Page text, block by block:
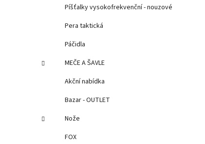
Píšťalky vysokofrekvenční - nouzové
Pera taktická
Páčidla
MEČE A ŠAVLE
Akční nabídka
Bazar - OUTLET
Nože
FOX